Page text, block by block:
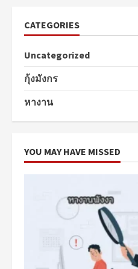
CATEGORIES
Uncategorized
กุ้งมังกร
หางาน
YOU MAY HAVE MISSED